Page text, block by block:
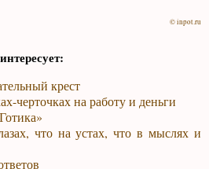
© inpot.ru
крест
черточках на работу и деньги
что на устах, что в мыслях и